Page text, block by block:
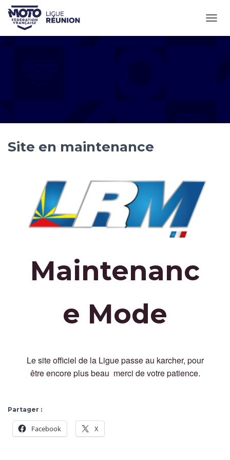
Site en maintenance
Maintenanc
e Mode
Le site officiel de la Ligue passe au karcher, pour
être encore plus beau merci de votre patience.
Partager :
Facebook X